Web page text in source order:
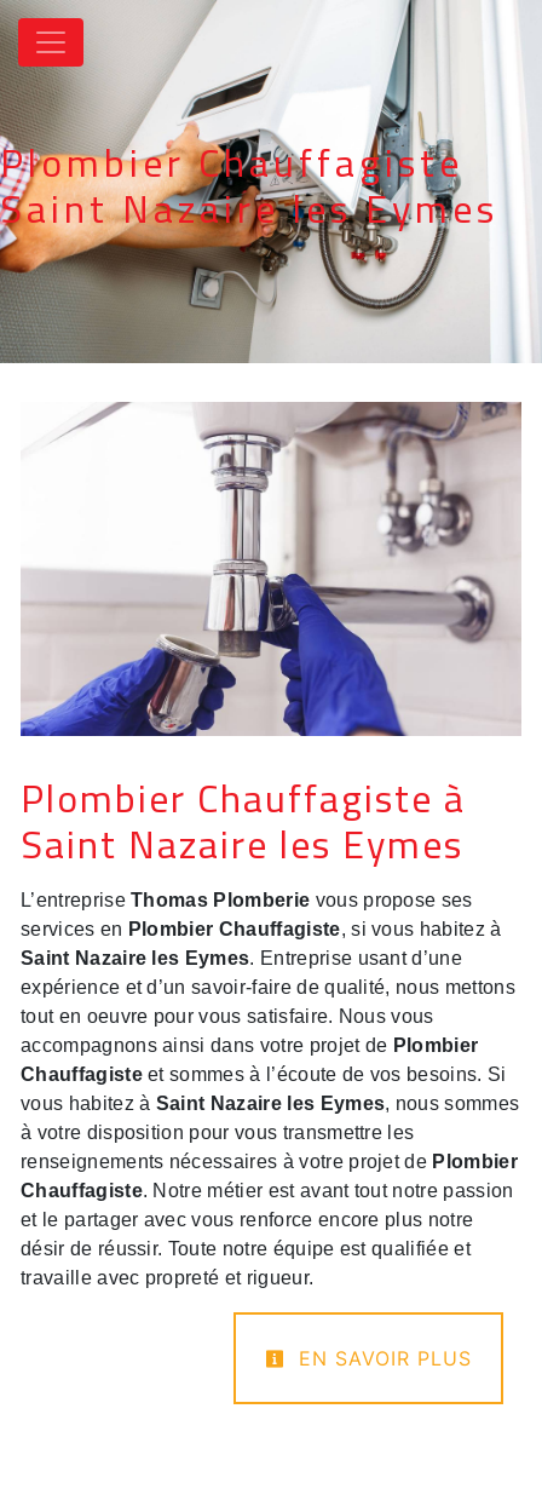
Panneau de gestion des cookies
Plombier Chauffagiste
Saint Nazaire les Eymes
Plombier Chauffagiste à
Saint Nazaire les Eymes
L’entrepriseThomas Plomberie vous propose ses
services en Plombier Chauffagiste, si vous habitez à
Saint Nazaire les Eymes. Entreprise usant d’une
expérience et d’un savoir-faire de qualité, nous mettons
tout en oeuvre pour vous satisfaire. Nous vous
accompagnons ainsi dans votre projet de Plombier
Chauffagisteet sommes à l’écoute de vos besoins. Si
vous habitez à Saint Nazaire les Eymes, nous sommes
à votre disposition pour vous transmettre les
renseignements nécessaires à votre projet de Plombier
Chauffagiste. Notre métier est avant tout notre passion
et le partager avec vous renforce encore plus notre
désir de réussir. Toute notre équipe est qualifiée et
travaille avec propreté et rigueur.
EN SAVOIR PLUS